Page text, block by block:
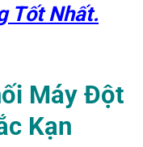
Tốt Nhất.
Máy Đột
Kạn